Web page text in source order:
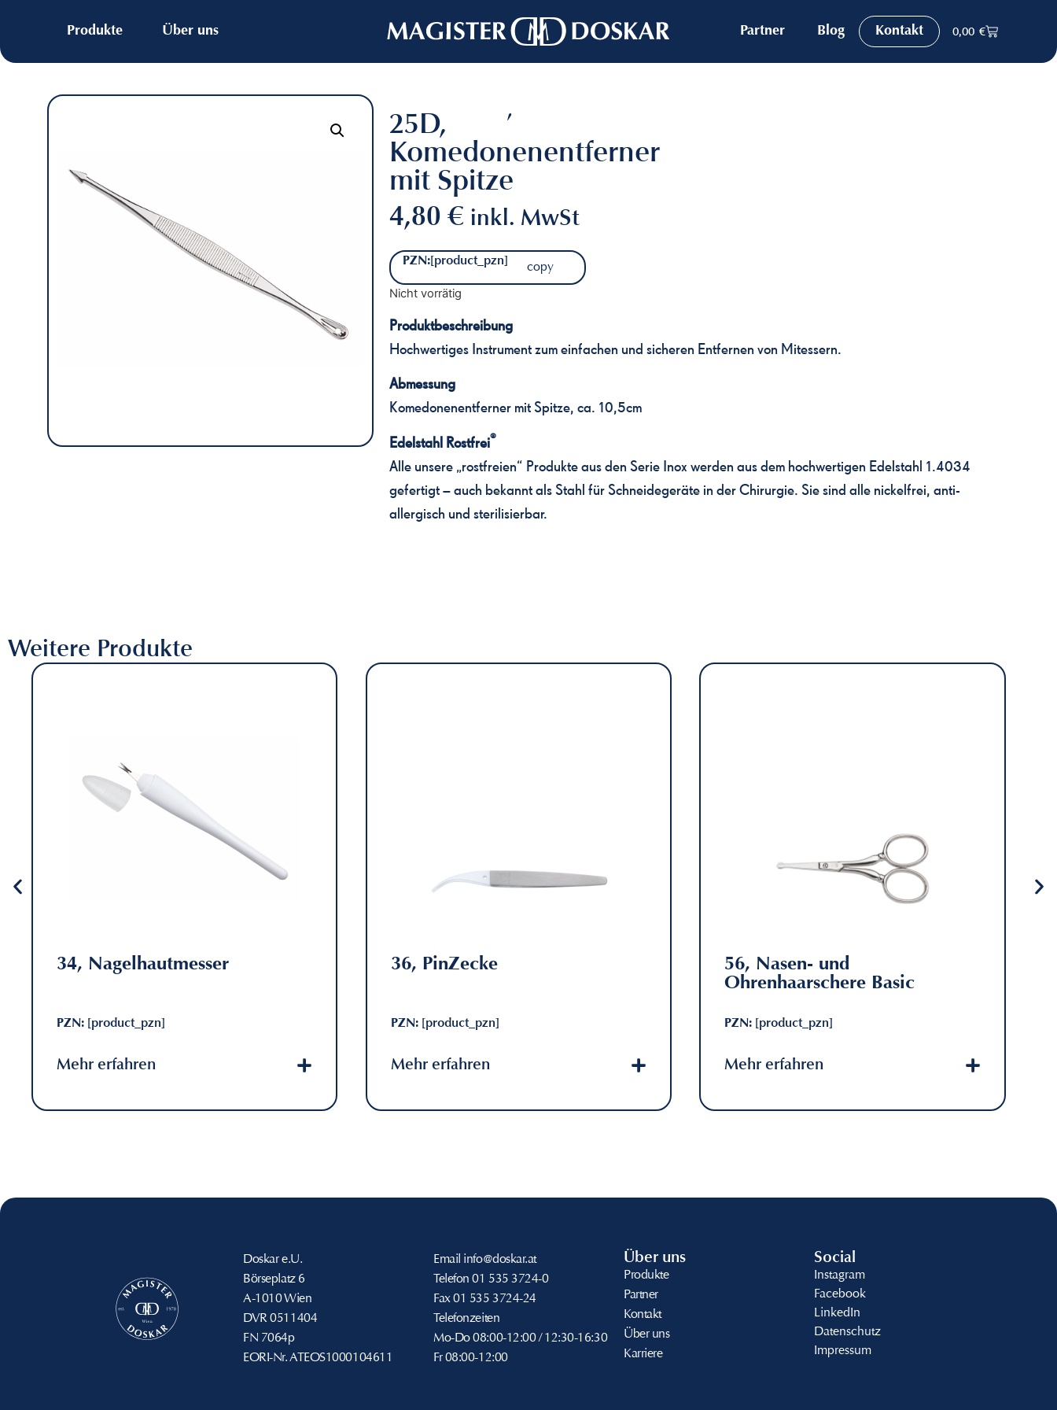
Produkte Über uns Partner Blog Kontakt 0,00 €
Alltagshelfer ,
25D,
Komedonenentferner
mit Spitze
4,80€ inkl. MwSt
PZN: [product_pzn] copy
Nicht vorrätig
Produktbeschreibung
Hochwertiges Instrument zum einfachen und sicheren Entfernen von Mitessern.
Abmessung
Komedonenentferner mit Spitze, ca. 10,5cm
Edelstahl Rostfrei®
Alle unsere „rostfreien“ Produkte aus den Serie Inox werden aus dem hochwertigen Edelstahl 1.4034
gefertigt – auch bekannt als Stahl für Schneidegeräte in der Chirurgie. Sie sind alle nickelfrei, anti-
allergisch und sterilisierbar.
Weitere Produkte
34, Nagelhautmesser
PZN: [product_pzn]
Mehr erfahren
36, PinZecke
PZN: [product_pzn]
Mehr erfahren
56, Nasen- und
Ohrenhaarschere Basic
PZN: [product_pzn]
Mehr erfahren
Doskar e.U.
Börseplatz 6
A-1010 Wien
DVR0511404
FN 7064p
EORI-Nr.ATEOS1000104611
Email info@doskar.at
Telefon 01 535 3724-0
Fax01 535 3724-24
Telefonzeiten
Mo-Do08:00-12:00 / 12:30-16:30
Fr08:00-12:00
Über uns
Produkte
Partner
Kontakt
Über uns
Karriere
Social
Instagram
Facebook
LinkedIn
Datenschutz
Impressum